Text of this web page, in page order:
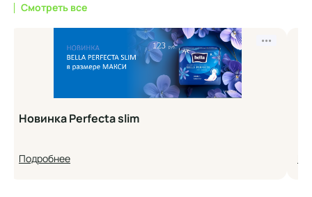
Смотреть все
•••
Новинка Perfecta slim
Подробнее